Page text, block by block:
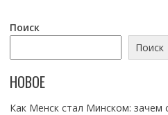
Поиск
Поиск
НОВОЕ
Как Менск стал Минском: зачем